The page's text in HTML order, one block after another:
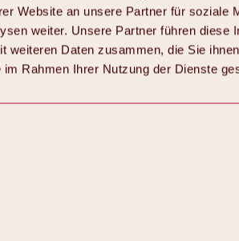
Website an unsere Partner für soziale
weiter. Unsere Partner führen diese
weiteren Daten zusammen, die Sie
im Rahmen Ihrer Nutzung der Dienste